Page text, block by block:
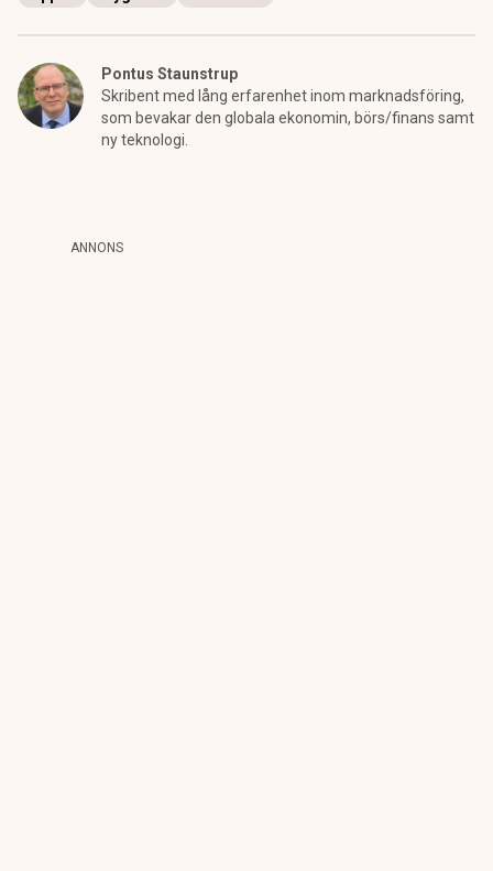
Pontus Staunstrup
Skribent med lång erfarenhet inom marknadsföring,
som bevakar den globala ekonomin, börs/finans samt
ny teknologi.
ANNONS